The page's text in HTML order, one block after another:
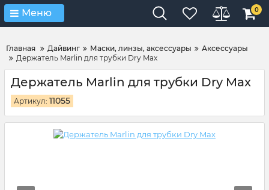
Verification: 4d3cd267c9851eb4
Меню 0
Главная Дайвинг Маски, линзы, аксессуары
Аксессуары
Держатель Marlin для трубки Dry Max
Держатель Marlin для трубки Dry Max
Артикул: 11055